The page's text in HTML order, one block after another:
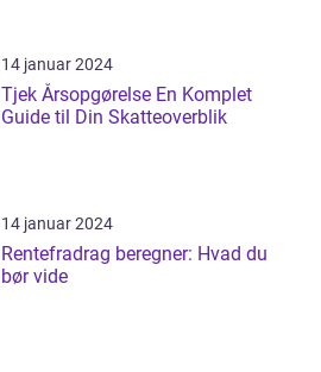
14 januar 2024
Tjek Årsopgørelse En Komplet
Guide til Din Skatteoverblik
14 januar 2024
Rentefradrag beregner: Hvad du
bør vide